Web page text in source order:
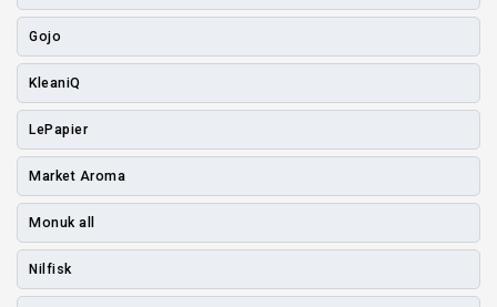
Gojo
KleaniQ
LePapier
Market Aroma
Monuk all
Nilfisk